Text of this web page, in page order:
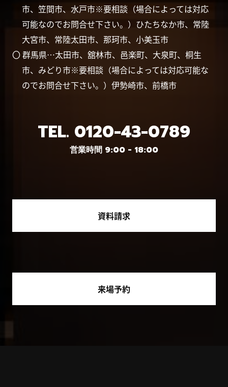
市、笠間市、水戸市※要相談（場合によっては対応
可能なのでお問合せ下さい。）ひたちなか市、常陸
大宮市、常陸太田市、那珂市、小美玉市
〇 群馬県…太田市、舘林市、邑楽町、大泉町、桐生
市、みどり市※要相談（場合によっては対応可能な
のでお問合せ下さい。）伊勢崎市、前橋市
TEL. 0120-43-0789
営業時間 9:00 - 18:00
資料請求
来場予約